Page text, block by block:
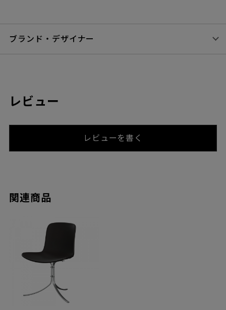
ブランド・デザイナー
レビュー
レビューを書く
関連商品